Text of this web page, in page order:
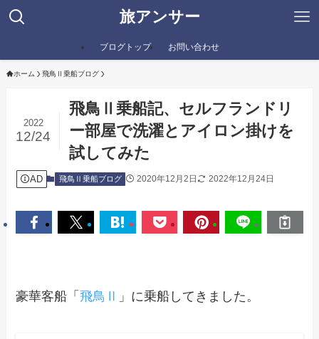
旅アンサー
ブログトップ お問い合わせ
ホーム 飛鳥Ⅱ乗船ブログ
飛鳥Ⅱ乗船記、セルフランドリ
ー部屋で洗濯とアイロン掛けを
試してみた
2022
12/24
AD 飛鳥Ⅱ乗船ブログ 2020年12月2日 2022年12月24日
豪華客船「 飛鳥Ⅱ 」に乗船してきました。